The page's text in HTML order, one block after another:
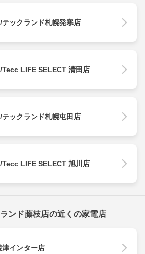
テックランド札幌発寒店
Tecc LIFE SELECT 清田店
テックランド札幌屯田店
Tecc LIFE SELECT 旭川店
ンド藤枝店の近くの家電店
津インター店